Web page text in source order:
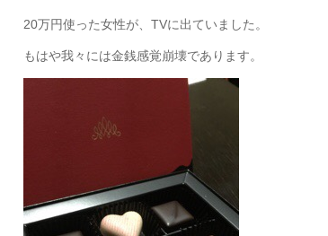
20万円使った女性が、TVに出ていました。
もはや我々には金銭感覚崩壊であります。